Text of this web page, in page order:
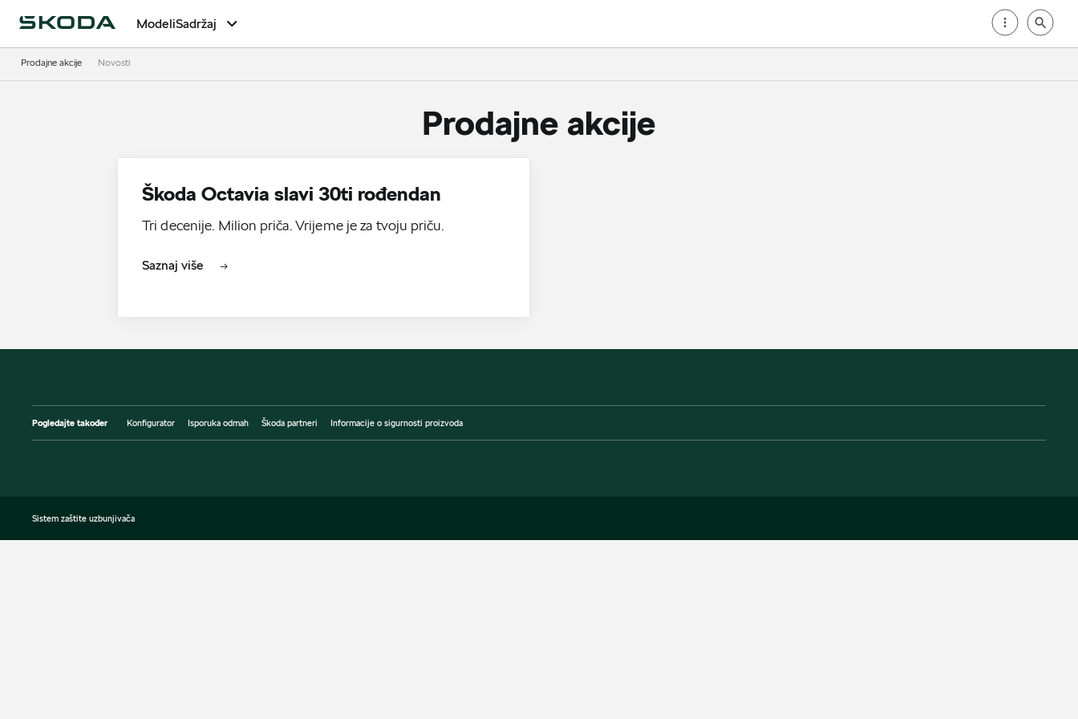
ModeliSadržaj
Prodajne akcije Novosti
Prodajne akcije
Škoda Octavia slavi 30ti rođendan
Tri decenije. Milion priča. Vrijeme je za tvoju priču.
Saznaj više
Pogledajte također Konfigurator Isporuka odmah Škoda partneri Informacije o sigurnosti proizvoda
Sistem zaštite uzbunjivača